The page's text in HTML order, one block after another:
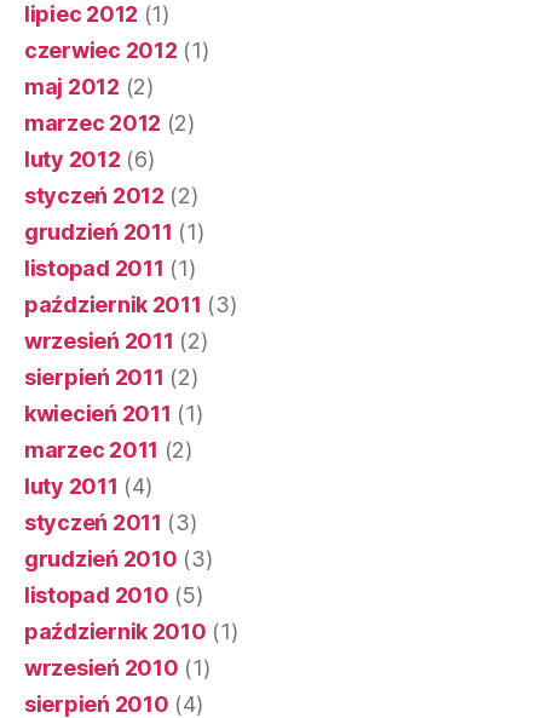
lipiec 2012 (1)
czerwiec 2012 (1)
maj 2012 (2)
marzec 2012 (2)
luty 2012 (6)
styczeń 2012 (2)
grudzień 2011 (1)
listopad 2011 (1)
październik 2011 (3)
wrzesień 2011 (2)
sierpień 2011 (2)
kwiecień 2011 (1)
marzec 2011 (2)
luty 2011 (4)
styczeń 2011 (3)
grudzień 2010 (3)
listopad 2010 (5)
październik 2010 (1)
wrzesień 2010 (1)
sierpień 2010 (4)